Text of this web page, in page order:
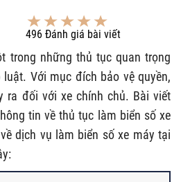
496 Đánh giá bài viết
trong những thủ tục quan trọng
Với mục đích bảo vệ quyền,
ra đối với xe chính chủ. Bài viết
tin về thủ tục làm biển số xe
dịch vụ làm biển số xe máy tại